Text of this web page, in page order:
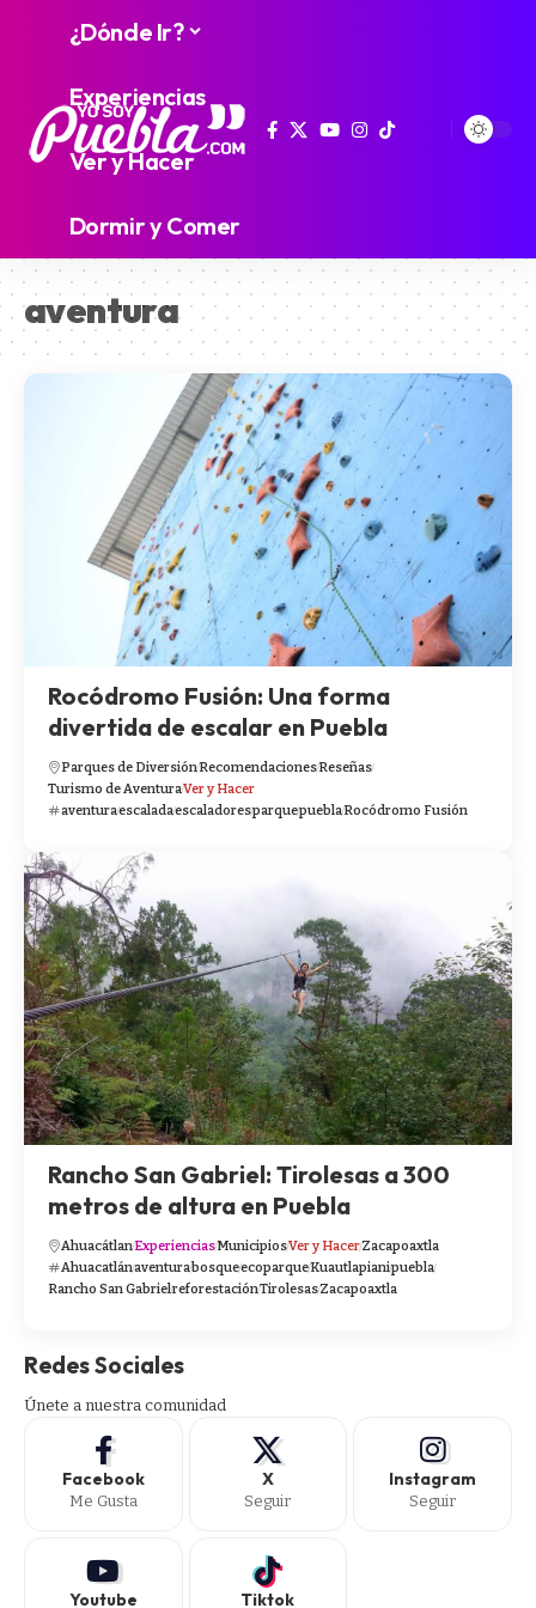
¿Dónde Ir?
Experiencias
Ver y Hacer
Dormir y Comer
aventura
Rocódromo Fusión: Una forma
divertida de escalar en Puebla
Parques de DiversiónRecomendacionesReseñas
Turismo de AventuraVer y Hacer
aventuraescaladaescaladoresparquepueblaRocódromo Fusión
Rancho San Gabriel: Tirolesas a 300
metros de altura en Puebla
AhuacátlanExperienciasMunicipiosVer y HacerZacapoaxtla
AhuacatlánaventurabosqueecoparqueKuautlapianipuebla
Rancho San GabrielreforestaciónTirolesasZacapoaxtla
Redes Sociales
Únete a nuestra comunidad
Facebook
Me Gusta
X
Seguir
Instagram
Seguir
Youtube Tiktok